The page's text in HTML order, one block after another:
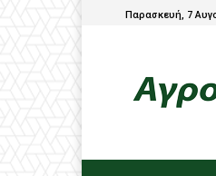
Παρασκευή, 7